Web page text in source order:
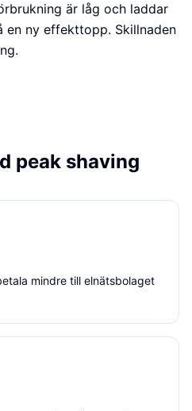
är låg och laddar
en ny effekttopp. Skillnaden
peak shaving
mindre till elnätsbolaget